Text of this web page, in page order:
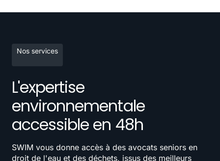
Nos services
L'expertise
environnementale
accessible en 48h
SWIM vous donne accès à des avocats seniors en
droit de l'eau et des déchets, issus des meilleurs